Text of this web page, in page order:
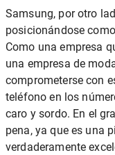
Samsung, por otro
posicionándose
Como una empresa
una empresa de
comprometerse con
teléfono en los
caro y sordo. En el
pena, ya que es una
verdaderamente